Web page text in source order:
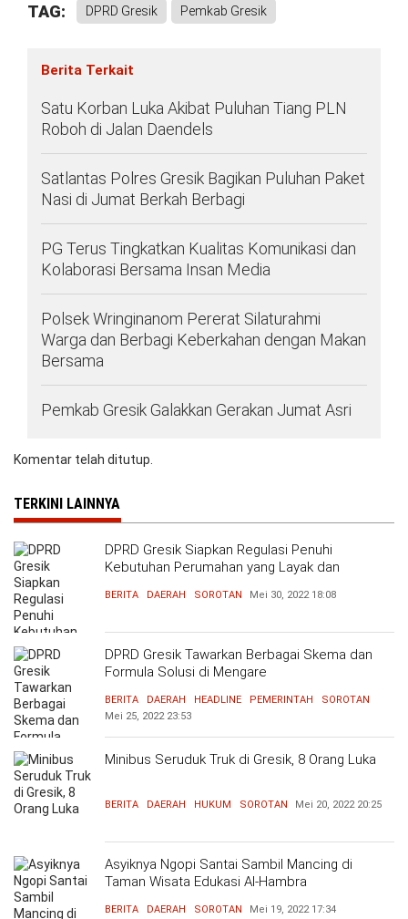
TAG: DPRD Gresik Pemkab Gresik
Berita Terkait
Satu Korban Luka Akibat Puluhan Tiang PLN
Roboh di Jalan Daendels
Satlantas Polres Gresik Bagikan Puluhan Paket
Nasi di Jumat Berkah Berbagi
PG Terus Tingkatkan Kualitas Komunikasi dan
Kolaborasi Bersama Insan Media
Polsek Wringinanom Pererat Silaturahmi
Warga dan Berbagi Keberkahan dengan Makan
Bersama
Pemkab Gresik Galakkan Gerakan Jumat Asri
Komentar telah ditutup.
TERKINI LAINNYA
DPRD Gresik Siapkan Regulasi Penuhi
Kebutuhan Perumahan yang Layak dan
BERITA DAERAH SOROTAN Mei 30, 2022 18:08
DPRD Gresik Tawarkan Berbagai Skema dan
Formula Solusi di Mengare
BERITA DAERAH HEADLINE PEMERINTAH
SOROTAN
Mei 25, 2022 23:53
Minibus Seruduk Truk di Gresik, 8 Orang Luka
BERITA DAERAH HUKUM SOROTAN Mei 20, 2022 20:25
Asyiknya Ngopi Santai Sambil Mancing di
Taman Wisata Edukasi Al-Hambra
BERITA DAERAH SOROTAN Mei 19, 2022 17:34